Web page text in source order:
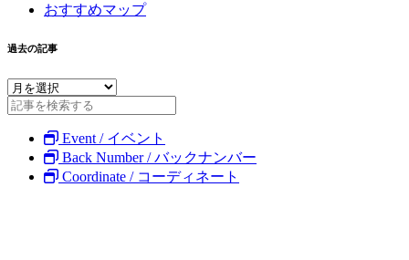
おすすめマップ
過去の記事
Event / イベント
Back Number / バックナンバー
Coordinate / コーディネート